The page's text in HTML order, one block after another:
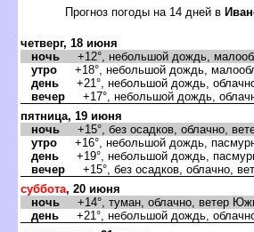
Прогноз погоды на 14 дней
четверг, 18 июня
ночь +12°, небольшой дождь,
утро +18°, небольшой дождь,
день +21°, небольшой дождь,
ечер +17°, небольшой дождь,
пятница, 19 июня
ночь +15°, без осадков, облачно,
утро +16°, небольшой дождь,
день +19°, небольшой дождь,
ечер +15°, без осадков, облачно,
суббота, 20 июня
ночь +14°, туман, облачно, ветер
день +21°, небольшой дождь,